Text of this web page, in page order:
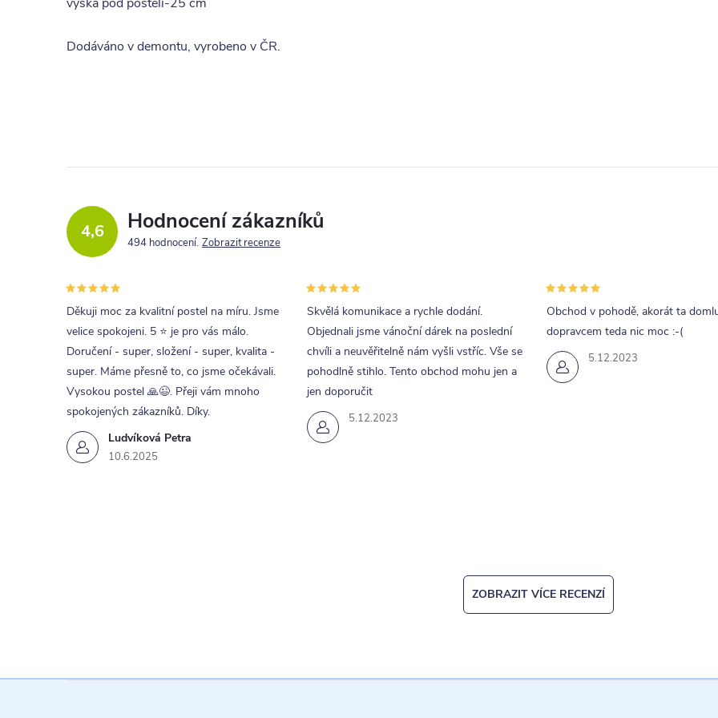
Dodáváno v demontu, vyrobeno v ČR.
4,6 Hodnocení zákazníků
494 hodnocení Zobrazit recenze
Ludvíková Petra
10.6.2025
Děkuji moc za kvalitní postel na míru. Jsme
velice spokojeni. 5 ⭐ je pro vás málo.
Doručení - super, složení - super, kvalita -
super. Máme přesně to, co jsme očekávali.
Vysokou postel 🙏😉. Přeji vám mnoho
spokojených zákazníků. Díky.
5.12.2023
Skvělá komunikace a rychle dodání.
Objednali jsme vánoční dárek na poslední
chvíli a neuvěřitelně nám vyšli vstříc. Vše se
pohodlně stihlo. Tento obchod mohu jen a
jen doporučit
5.12.2023
Obchod v pohodě, akorát ta
dopravcem teda nic moc :-(
ZOBRAZIT VÍCE RECENZÍ